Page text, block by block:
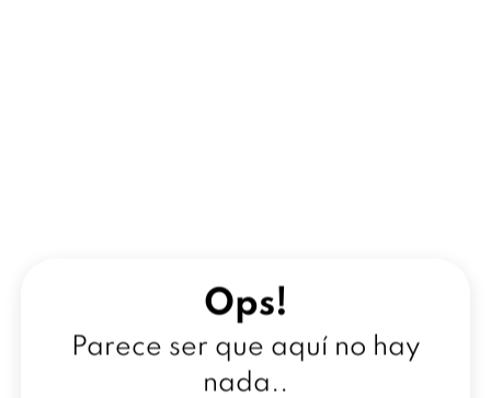
Ops!
Parece ser que aquí no hay
nada..